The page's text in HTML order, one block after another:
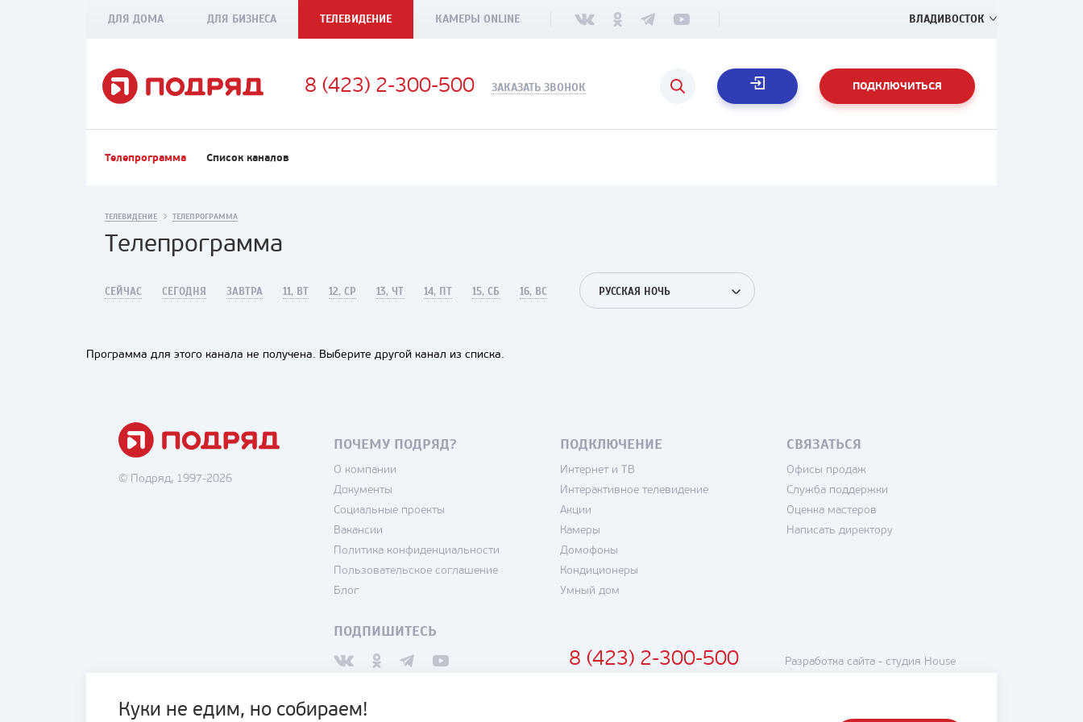
ДЛЯ ДОМА ДЛЯ БИЗНЕСА ТЕЛЕВИДЕНИЕ КАМЕРЫ ONLINE ВЛАДИВОСТОК
8 (423) 2-300-500 ЗАКАЗАТЬ ЗВОНОК ПОДКЛЮЧИТЬСЯ
Телепрограмма Список каналов
Куки не едим, но собираем!
ТЕЛЕВИДЕНИЕ ТЕЛЕПРОГРАММА
Телепрограмма
СЕЙЧАС СЕГОДНЯ ЗАВТРА 11, ВТ 12, СР 13, ЧТ 14, ПТ 15, СБ 16, ВС РУССКАЯ НОЧЬ
Программа для этого канала не получена. Выберите другой канал из списка.
© Подряд, 1997-2026
ПОЧЕМУ ПОДРЯД?
О компании
Документы
Социальные проекты
Вакансии
Политика конфиденциальности
Пользовательское соглашение
Блог
ПОДКЛЮЧЕНИЕ
Интернет и ТВ
Интерактивное телевидение
Акции
Камеры
Домофоны
Кондиционеры
Умный дом
СВЯЗАТЬСЯ
Офисы продаж
Служба поддержки
Оценка мастеров
Написать директору
ПОДПИШИТЕСЬ
8 (423) 2-300-500 Разработка сайта - студия House